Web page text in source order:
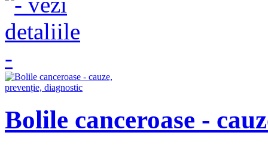
Bolile canceroase -